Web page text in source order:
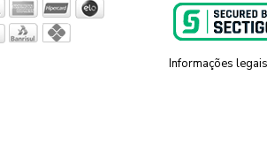
Informações legais